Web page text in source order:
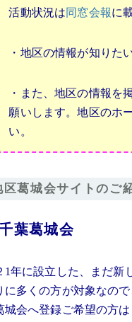
活動状況は同窓会報に
・地区の情報が知りた
・また、地区の情報を
願いします。地区のホ
い。
区葛城会サイトのご
葉葛城会
1年に設立した、まだ新
に多くの方が対象なの
城会へ登録ご希望の方は